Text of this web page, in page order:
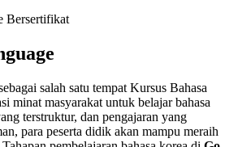
salah satu tempat Kursus Bahasa
minat masyarakat untuk belajar bahasa
terstruktur, dan pengajaran yang
para peserta didik akan mampu meraih